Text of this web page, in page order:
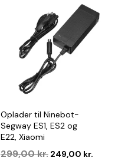
flere
varianter.
Mulighederne
kan
Oplader til Ninebot-
Segway ES1, ES2 og
E22, Xiaomi
299,00kr. Den
249,00 kr.